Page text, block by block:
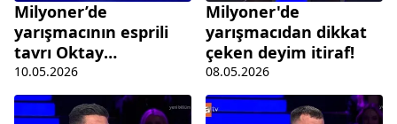
Milyoner’de
yarışmacının esprili
tavrı Oktay
Kaynarca’yı
kahkahaya boğdu
10.05.2026
Milyoner'de
yarışmacıdan dikkat
çeken deyim itiraf!
08.05.2026